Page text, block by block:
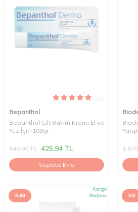
Bepanthol
Bepanthol Cilt Bakım Kremi El ve
Yüz İçin 100gr
649,90TL 425,94 TL
Sepete Ekle
%43
Kargo
Bedava
%9